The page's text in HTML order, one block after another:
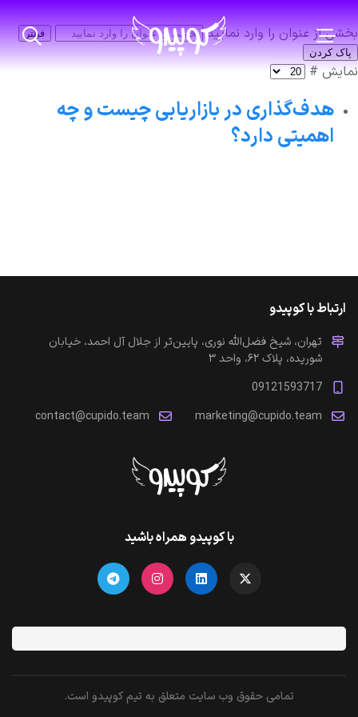
بخشی از عنوان را وارد نمایید
فیلتر
پاک کردن
نمایش #
هدف‌گذاری در بازاریابی چیست و چه
اهمیتی دارد؟
ارتباط با کوپیدو
تهران، شیخ فضل‌الله نوری، پایین‌تر از جلال آل احمد، خیابان
شوریده، پلاک ۶۲، واحد ۳
09121593717
marketing@cupido.team
contact@cupido.team
با کوپیدو همراه باشید
تمامی حقوق وب سایت متعلق به تیم کوپیدو است.